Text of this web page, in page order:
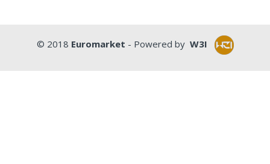
© 2018 Euromarket - Powered by W3I